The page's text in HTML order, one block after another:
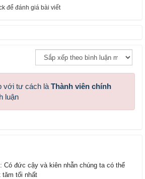
để đánh giá bài viết
với tư cách là Thành viên chính
luận
Có đức cậy và kiên nhẫn chúng ta có thể
tối nhất